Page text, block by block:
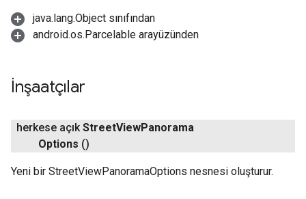
java.lang.Object sınıfından
android.os.Parcelable arayüzünden
İnşaatçılar
herkese açıkStreetViewPanorama
Options ()
Yeni bir StreetViewPanoramaOptions nesnesi oluşturur.